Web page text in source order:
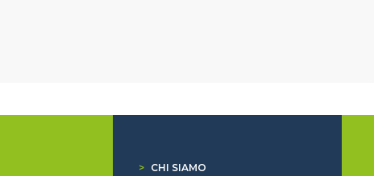
>
CHI SIAMO